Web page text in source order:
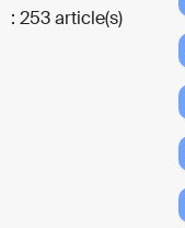
: 253 article(s)